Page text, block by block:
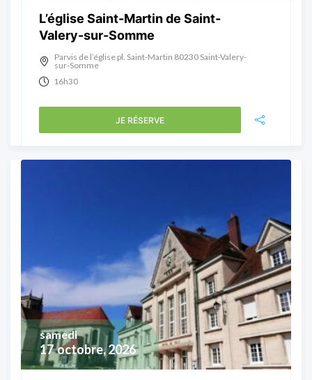
L’église Saint-Martin de Saint-
Valery-sur-Somme
Parvis de l’église pl. Saint-Martin 80230 Saint-Valery-
sur-Somme
16h30
JE RÉSERVE
17 octobre, 2026
samedi